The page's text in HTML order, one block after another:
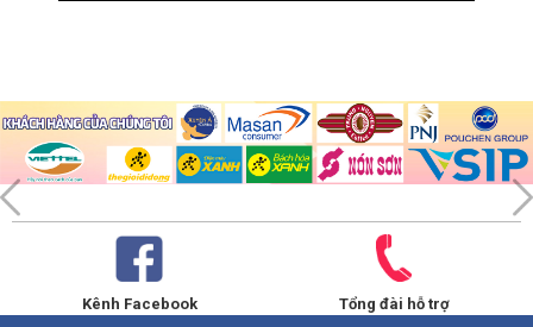
Kênh Facebook Tổng đài hỗ trợ